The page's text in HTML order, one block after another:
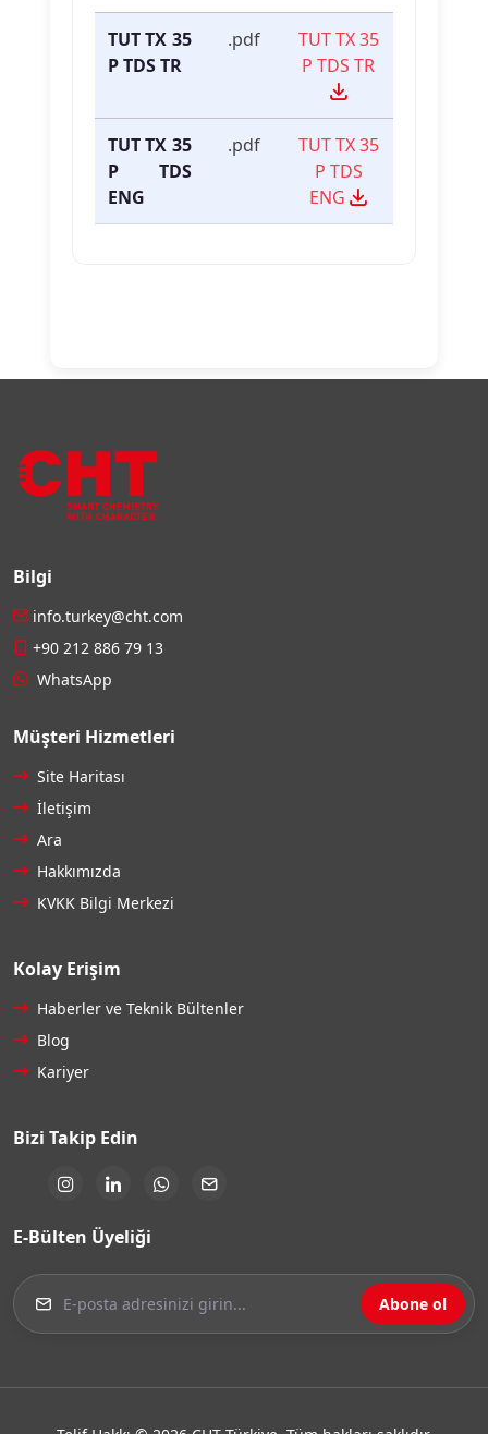
TUT TX 35
P TDS TR
.pdf
TUT TX 35
P TDS TR
TUT TX 35
P TDS
ENG
.pdf
TUT TX 35
P TDS
ENG
Bilgi
info.turkey@cht.com
+90 212 886 79 13
WhatsApp
Müşteri Hizmetleri
Site Haritası
İletişim
Ara
Hakkımızda
KVKK Bilgi Merkezi
Kolay Erişim
Haberler ve Teknik Bültenler
Blog
Kariyer
Bizi Takip Edin
E-Bülten Üyeliği
Abone ol